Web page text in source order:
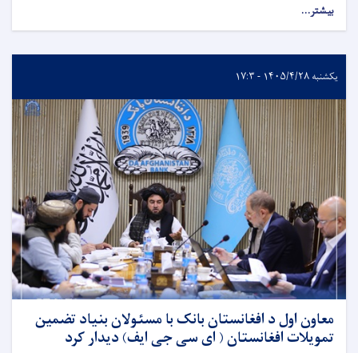
بیشتر...
یکشنبه ۱۴۰۵/۴/۲۸ - ۱۷:۳
معاون اول د افغانستان بانک با مسئولان بنیاد تضمین
تمویلات افغانستان ( ای سی جی ایف) دیدار کرد